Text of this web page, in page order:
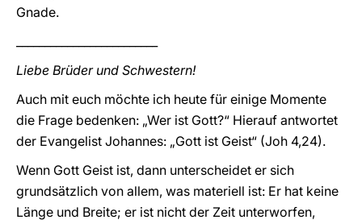
Gnade.
Liebe Brüder und Schwestern!
Auch mit euch möchte ich heute für einige Momente
die Frage bedenken: „Wer ist Gott?“ Hierauf antwortet
der Evangelist Johannes: „Gott ist Geist“ (Joh 4,24).
Wenn Gott Geist ist, dann unterscheidet er sich
grundsätzlich von allem, was materiell ist: Er hat keine
Länge und Breite; er ist nicht der Zeit unterworfen,